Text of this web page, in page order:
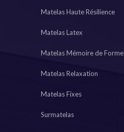
Matelas Haute Résilience
Matelas Latex
Matelas Mémoire de Forme
Matelas Relaxation
Matelas Fixes
Surmatelas